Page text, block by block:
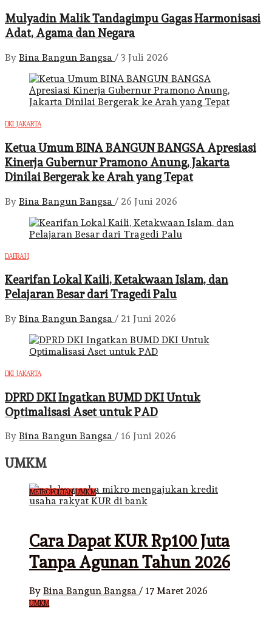
Mulyadin Malik Tandagimpu Gagas Harmonisasi
Adat, Agama dan Negara
By Bina Bangun Bangsa / 3 Juli 2026
DKI JAKARTA
Ketua Umum BINA BANGUN BANGSA Apresiasi
Kinerja Gubernur Pramono Anung, Jakarta
Dinilai Bergerak ke Arah yang Tepat
By Bina Bangun Bangsa / 26 Juni 2026
DAERAH
Kearifan Lokal Kaili, Ketakwaan Islam, dan
Pelajaran Besar dari Tragedi Palu
By Bina Bangun Bangsa / 21 Juni 2026
DKI JAKARTA
DPRD DKI Ingatkan BUMD DKI Untuk
Optimalisasi Aset untuk PAD
By Bina Bangun Bangsa / 16 Juni 2026
UMKM
METROPOLITAN UMKM
Cara Dapat KUR Rp100 Juta
Tanpa Agunan Tahun 2026
By Bina Bangun Bangsa / 17 Maret 2026
UMKM